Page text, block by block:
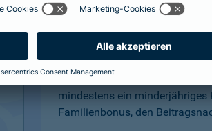
Familienbonus –
Sind Sie verheiratet, leben in
Lebenspartnerschaft oder
mindestens ein minderjähriges
Familienbonus, den